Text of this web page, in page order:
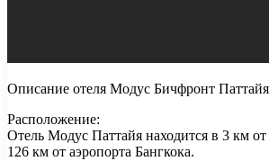
Описание отеля Модус Бичфронт
Расположение:
Отель Модус Паттайя находится в 3 км
126 км от аэропорта Бангкока.